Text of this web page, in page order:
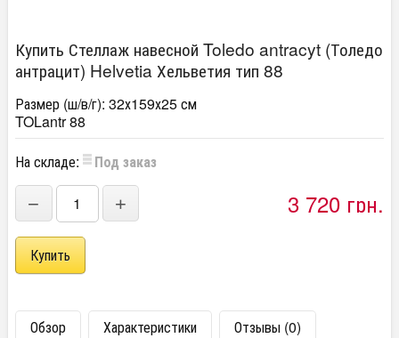
Купить Стеллаж навесной Toledo antracyt (Толедо
антрацит) Helvetia Хельветия тип 88
Размер (ш/в/г): 32х159х25 см
TOLantr 88
На складе:
Под заказ
− + 3 720 грн.
Обзор Характеристики
Отзывы (0)